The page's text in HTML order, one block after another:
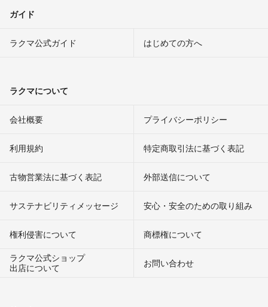
ガイド
ラクマ公式ガイド はじめての方へ
ラクマについて
会社概要 プライバシーポリシー
利用規約 特定商取引法に基づく表記
古物営業法に基づく表記 外部送信について
サステナビリティメッセージ 安心・安全のための取り組み
権利侵害について
商標権について
ラクマ公式ショップ
出店について
お問い合わせ